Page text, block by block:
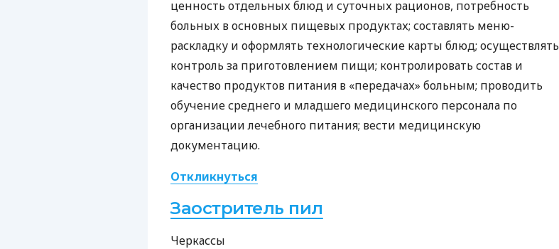
ценность отдельных блюд и суточных рационов, потребность
больных в основных пищевых продуктах; составлять меню-
раскладку и оформлять технологические карты блюд; осуществлять
контроль за приготовлением пищи; контролировать состав и
качество продуктов питания в «передачах» больным; проводить
обучение среднего и младшего медицинского персонала по
организации лечебного питания; вести медицинскую
документацию.
Откликнуться
Заостритель пил
Черкассы